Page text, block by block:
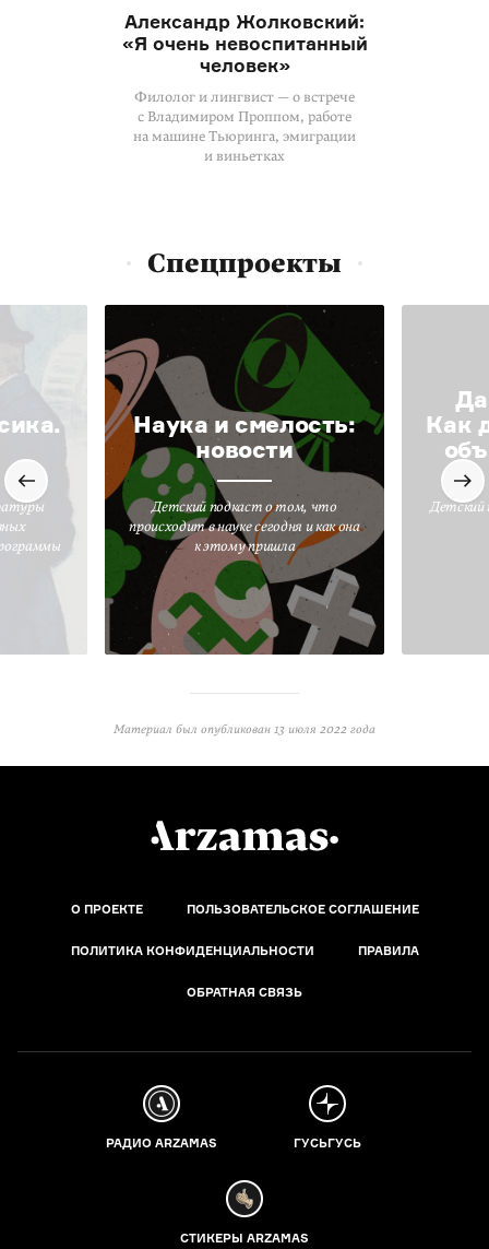
Александр Жолковский:
«Я очень невоспитанный
человек»
Филолог и лингвист — о встрече
с Владимиром Проппом, работе
на машине Тьюринга, эмиграции
и виньетках
Спецпроекты
Наука и смелость:
новости
Детский подкаст о том, что
происходит в науке сегодня и как она
к этому пришла
Да
Как
Детский
Материал был опубликован 13 июля 2022 года
О ПРОЕКТЕ ПОЛЬЗОВАТЕЛЬСКОЕ СОГЛАШЕНИЕ
ПОЛИТИКА КОНФИДЕНЦИАЛЬНОСТИ ПРАВИЛА
ОБРАТНАЯ СВЯЗЬ
РАДИО ARZAMAS ГУСЬГУСЬ
СТИКЕРЫ ARZAMAS